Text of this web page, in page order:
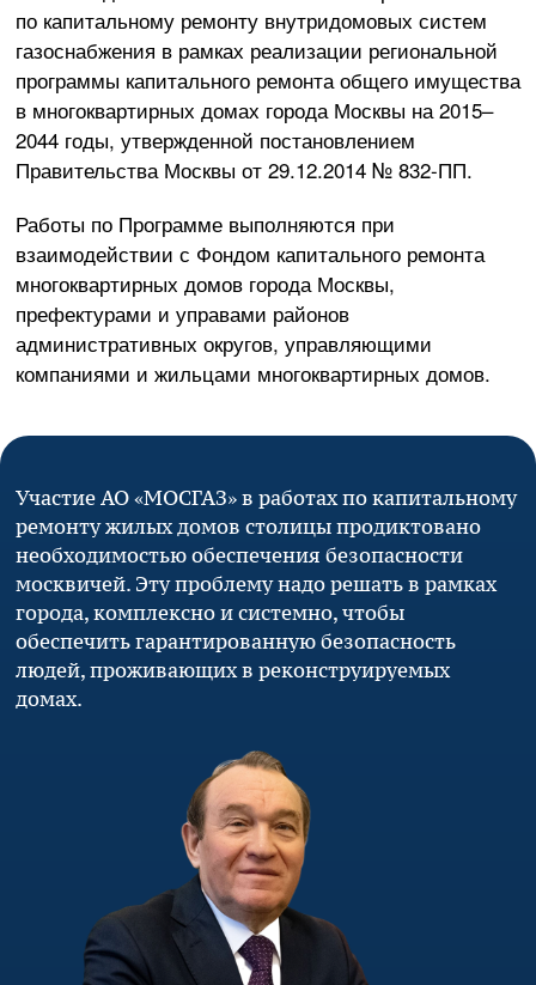
по капитальному ремонту внутридомовых систем
газоснабжения в рамках реализации региональной
программы капитального ремонта общего имущества
в многоквартирных домах города Москвы на 2015–
2044 годы, утвержденной постановлением
Правительства Москвы от 29.12.2014 № 832-ПП.
Работы по Программе выполняются при
взаимодействии с Фондом капитального ремонта
многоквартирных домов города Москвы,
префектурами и управами районов
административных округов, управляющими
компаниями и жильцами многоквартирных домов.
Участие АО «МОСГАЗ» в работах по капитальному
ремонту жилых домов столицы продиктовано
необходимостью обеспечения безопасности
москвичей. Эту проблему надо решать в рамках
города, комплексно и системно, чтобы
обеспечить гарантированную безопасность
людей, проживающих в реконструируемых
домах.